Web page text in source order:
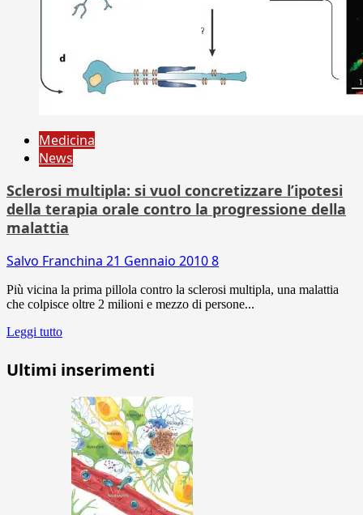
Medicina
News
Sclerosi multipla: si vuol concretizzare l’ipotesi
della terapia orale contro la progressione della
malattia
Salvo Franchina 21 Gennaio 20108
Più vicina la prima pillola contro la sclerosi multipla, una malattia
che colpisce oltre 2 milioni e mezzo di persone...
Leggi tutto
Ultimi inserimenti